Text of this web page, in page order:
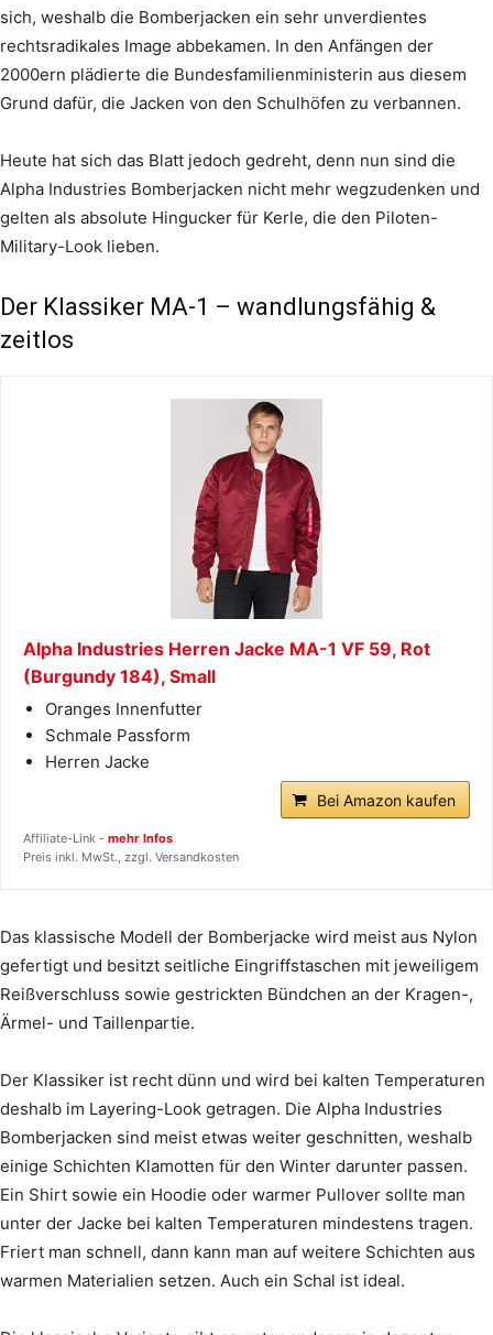
sich, weshalb die Bomberjacken ein sehr unverdientes
rechtsradikales Image abbekamen. In den Anfängen der
2000ern plädierte die Bundesfamilienministerin aus diesem
Grund dafür, die Jacken von den Schulhöfen zu verbannen.
Heute hat sich das Blatt jedoch gedreht, denn nun sind die
Alpha Industries Bomberjacken nicht mehr wegzudenken und
gelten als absolute Hingucker für Kerle, die den Piloten-
Military-Look lieben.
Der Klassiker MA-1 – wandlungsfähig &
zeitlos
Alpha Industries Herren Jacke MA-1 VF 59, Rot
(Burgundy 184), Small
Oranges Innenfutter
Schmale Passform
Herren Jacke
Bei Amazon kaufen
Affiliate-Link - mehr Infos
Preis inkl. MwSt., zzgl. Versandkosten
Das klassische Modell der Bomberjacke wird meist aus Nylon
gefertigt und besitzt seitliche Eingriffstaschen mit jeweiligem
Reißverschluss sowie gestrickten Bündchen an der Kragen-,
Ärmel- und Taillenpartie.
Der Klassiker ist recht dünn und wird bei kalten Temperaturen
deshalb im Layering-Look getragen. Die Alpha Industries
Bomberjacken sind meist etwas weiter geschnitten, weshalb
einige Schichten Klamotten für den Winter darunter passen.
Ein Shirt sowie ein Hoodie oder warmer Pullover sollte man
unter der Jacke bei kalten Temperaturen mindestens tragen.
Friert man schnell, dann kann man auf weitere Schichten aus
warmen Materialien setzen. Auch ein Schal ist ideal.